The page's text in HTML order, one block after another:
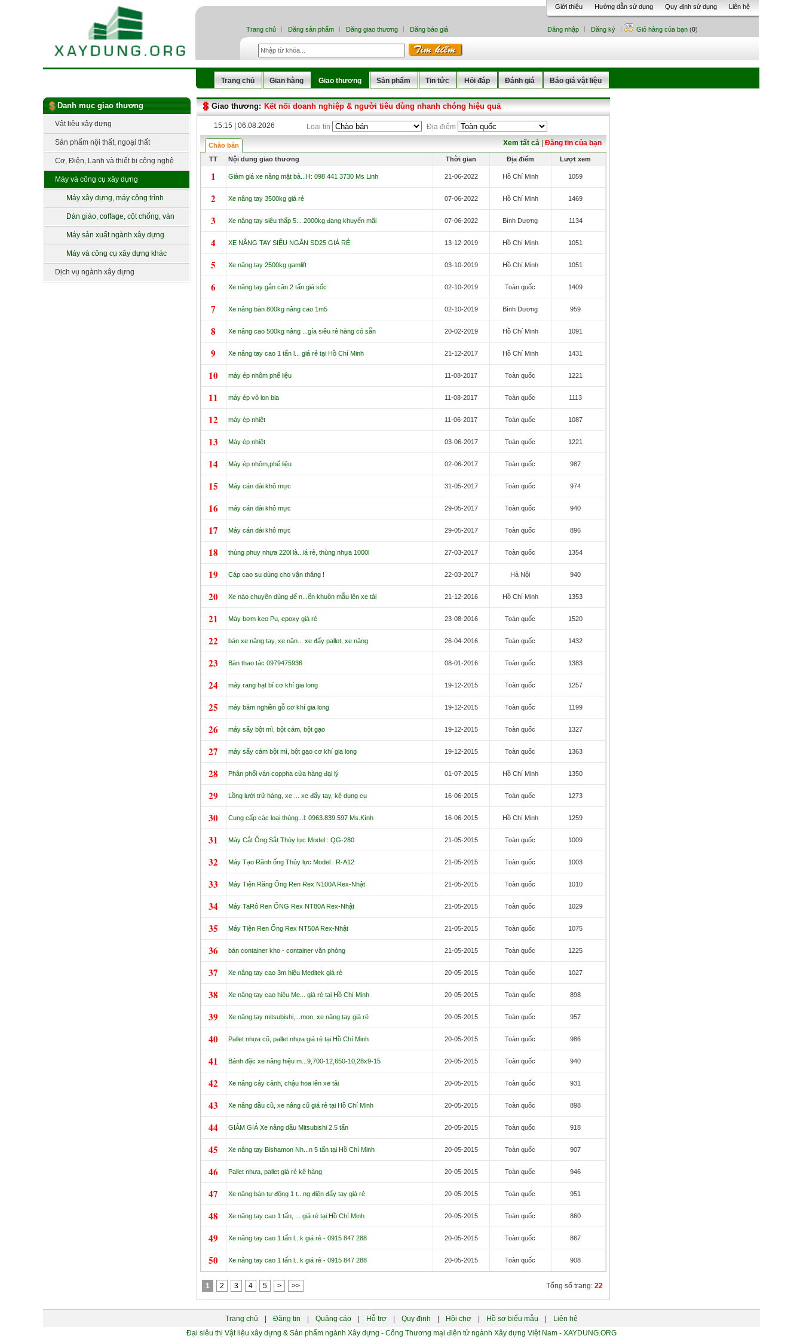
Giới thiệu Hướng dẫn sử dụng Quy định sử dụng Liên hệ
Trang chủ Đăng sản phẩm Đăng giao thương Đăng báo giá Đăng nhập Đăng ký Giỏ hàng của bạn (0)
Trang chủ Gian hàng Giao thương Sản phẩm Tin tức Hỏi đáp Đánh giá Báo giá vật liệu
Danh mục giao thương
Vật liệu xây dựng
Sản phẩm nội thất, ngoại thất
Cơ, Điện, Lạnh và thiết bị công nghệ
Máy và công cụ xây dựng
Máy xây dựng, máy công trình
Dàn giáo, coffage, cột chống, ván
khuôn
Máy sản xuất ngành xây dựng
Máy và công cụ xây dựng khác
Dịch vụ ngành xây dựng
Giao thương: Kết nối doanh nghiệp & người tiêu dùng nhanh chóng hiệu quả
15:15 | 06.08.2026 Loại tin Địa điểm
Chào bán Xem tất cả Đăng tin của bạn
TT Nội dung giao thương Thời gian Địa điểm Lượt xem
1 Giảm giá xe nâng mặt bà...H: 098 441 3730 Ms Linh 21-06-2022 Hồ Chí Minh 1059
2 Xe nâng tay 3500kg giá rẻ 07-06-2022 Hồ Chí Minh 1469
3 Xe nâng tay siêu thấp 5... 2000kg đang khuyến mãi 07-06-2022 Bình Dương 1134
4 XE NÂNG TAY SIÊU NGẮN SD25 GIÁ RẺ 13-12-2019 Hồ Chí Minh 1051
5 Xe nâng tay 2500kg gamlift 03-10-2019 Hồ Chí Minh 1051
6 Xe nâng tay gắn cân 2 tấn giá sốc 02-10-2019 Toàn quốc 1409
7 Xe nâng bàn 800kg nâng cao 1m5 02-10-2019 Bình Dương 959
8 Xe nâng cao 500kg nâng ...gía siêu rẻ hàng có sẵn 20-02-2019 Hồ Chí Minh 1091
9 Xe nâng tay cao 1 tấn l... giá rẻ tại Hồ Chí Minh 21-12-2017 Hồ Chí Minh 1431
10 máy ép nhôm phế liệu 11-08-2017 Toàn quốc 1221
11 máy ép vỏ lon bia 11-08-2017 Toàn quốc 1113
12 máy ép nhiệt 11-06-2017 Toàn quốc 1087
13 Máy ép nhiệt 03-06-2017 Toàn quốc 1221
14 Máy ép nhôm,phế liệu 02-06-2017 Toàn quốc 987
15 Máy cán dài khô mực 31-05-2017 Toàn quốc 974
16 máy cán dài khô mực 29-05-2017 Toàn quốc 940
17 Máy cán dài khô mực 29-05-2017 Toàn quốc 896
18 thùng phuy nhựa 220l là...iá rẻ, thùng nhựa 1000l 27-03-2017 Toàn quốc 1354
19 Cáp cao su dùng cho vận thăng ! 22-03-2017 Hà Nội 940
20 Xe nào chuyên dùng để n...ển khuôn mẫu lên xe tải 21-12-2016 Hồ Chí Minh 1353
21 Máy bơm keo Pu, epoxy giá rẻ 23-08-2016 Toàn quốc 1520
22 bán xe nâng tay, xe nân... xe đẩy pallet, xe nâng 26-04-2016 Toàn quốc 1432
23 Bàn thao tác 0979475936 08-01-2016 Toàn quốc 1383
24 máy rang hạt bí cơ khí gia long 19-12-2015 Toàn quốc 1257
25 máy băm nghiền gỗ cơ khí gia long 19-12-2015 Toàn quốc 1199
26 máy sấy bột mì, bột cám, bột gạo 19-12-2015 Toàn quốc 1327
27 máy sấy cám bột mì, bột gạo cơ khí gia long 19-12-2015 Toàn quốc 1363
28 Phân phối ván coppha cửa hàng đại lý 01-07-2015 Hồ Chí Minh 1350
29 Lồng lưới trữ hàng, xe ... xe đẩy tay, kệ dụng cụ 16-06-2015 Toàn quốc 1273
30 Cung cấp các loại thùng...l: 0963.839.597 Ms.Kính 16-06-2015 Hồ Chí Minh 1259
31 Máy Cắt Ống Sắt Thủy lực Model : QG-280 21-05-2015 Toàn quốc 1009
32 Máy Tạo Rãnh ống Thủy lực Model : R-A12 21-05-2015 Toàn quốc 1003
33 Máy Tiện Răng Ống Ren Rex N100A Rex-Nhật 21-05-2015 Toàn quốc 1010
34 Máy TaRô Ren ỐNG Rex NT80A Rex-Nhật 21-05-2015 Toàn quốc 1029
35 Máy Tiện Ren Ống Rex NT50A Rex-Nhật 21-05-2015 Toàn quốc 1075
36 bán container kho - container văn phòng 21-05-2015 Toàn quốc 1225
37 Xe nâng tay cao 3m hiệu Meditek giá rẻ 20-05-2015 Toàn quốc 1027
38 Xe nâng tay cao hiệu Me... giá rẻ tại Hồ Chí Minh 20-05-2015 Toàn quốc 898
39 Xe nâng tay mitsubishi,...mon, xe nâng tay giá rẻ 20-05-2015 Toàn quốc 957
40 Pallet nhựa cũ, pallet nhựa giá rẻ tại Hồ Chí Minh 20-05-2015 Toàn quốc 986
41 Bánh đặc xe nâng hiệu m...9,700-12,650-10,28x9-15 20-05-2015 Toàn quốc 940
42 Xe nâng cây cảnh, chậu hoa lên xe tải 20-05-2015 Toàn quốc 931
43 Xe nâng dầu cũ, xe nâng cũ giá rẻ tại Hồ Chí Minh 20-05-2015 Toàn quốc 898
44 GIẢM GIÁ Xe nâng dầu Mitsubishi 2.5 tấn 20-05-2015 Toàn quốc 918
45 Xe nâng tay Bishamon Nh...n 5 tấn tại Hồ Chí Minh 20-05-2015 Toàn quốc 907
46 Pallet nhựa, pallet giá rẻ kê hàng 20-05-2015 Toàn quốc 946
47 Xe nâng bán tự động 1 t...ng điện đẩy tay giá rẻ 20-05-2015 Toàn quốc 951
48 Xe nâng tay cao 1 tấn, ... giá rẻ tại Hồ Chí Minh 20-05-2015 Toàn quốc 860
49 Xe nâng tay cao 1 tấn l...k giá rẻ - 0915 847 288 20-05-2015 Toàn quốc 867
50 Xe nâng tay cao 1 tấn l...k giá rẻ - 0915 847 288 20-05-2015 Toàn quốc 908
1 2 3 4 5 > >> Tổng số trang: 22
Trang chủ Đăng tin Quảng cáo Hỗ trợ Quy định Hội chợ Hồ sơ biểu mẫu
Liên hệ
Đại siêu thị Vật liệu xây dựng & Sản phẩm ngành Xây dựng - Cổng Thương mại điện tử ngành Xây dựng Việt Nam - XAYDUNG.ORG